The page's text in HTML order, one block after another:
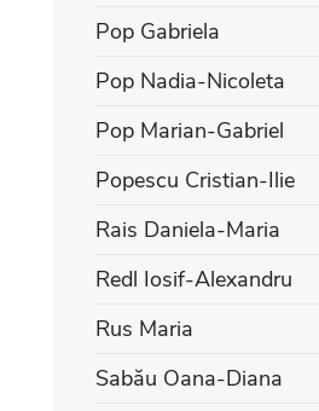
Pop Gabriela
Pop Nadia-Nicoleta
Pop Marian-Gabriel
Popescu Cristian-Ilie
Rais Daniela-Maria
Redl Iosif-Alexandru
Rus Maria
Sabău Oana-Diana